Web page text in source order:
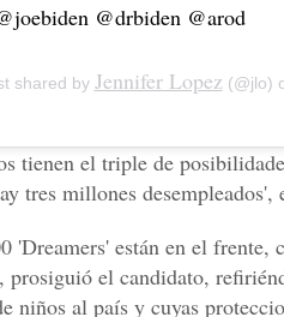
@drbiden @arod
shared by Jennifer Lopez (@jlo)
tienen el triple de
tres millones desempleados',
'Dreamers' están en el frente,
prosiguió el candidato,
niños al país y cuyas